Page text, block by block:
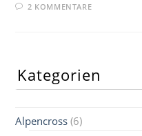
2 KOMMENTARE
Kategorien
Alpencross (6)